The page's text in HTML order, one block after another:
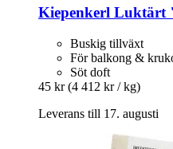
Kiepenkerl Luktärt
Buskig tillväxt
För balkong &
Söt doft
45 kr (4 412 kr / kg)
Leverans till 17. augusti